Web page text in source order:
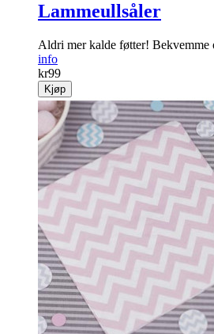
Lammeullsåler
Aldri mer kalde føtter! Bekvemme
info
kr99
Kjøp